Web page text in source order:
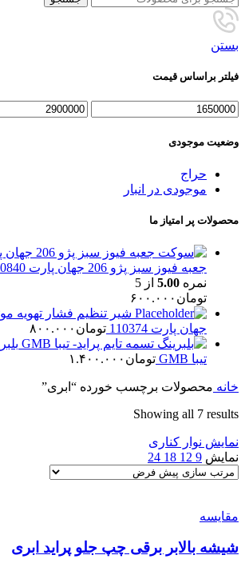
بستن
فیلتر براساس قیمت
حداقل
حداكثر
وضعیت موجودی
حراج
موجودی در انبار
محصولات پر امتیاز ما
جعبه فیوز سبز پژو 206 جهان پارت 120840
نمره 5.00 از 5
تومان ۶۰۰.۰۰۰
شیر تنظیم فشار تهویه
جهان پارت 110374
تومان ۸۰۰.۰۰۰
تیبا GMB
تومان ۱.۴۰۰.۰۰۰
خانه محصولات برچسب خورده “ابری”
Showing all 7 results
نمایش نوار کناری
نمایش 9
12
18
24
مقایسه
شیشه بالابر برقی چپ جلو پراید ابری